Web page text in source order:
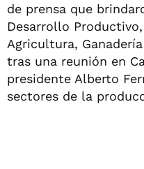
de prensa que
Desarrollo
Agricultura,
tras una reunión en
presidente Alberto
sectores de la